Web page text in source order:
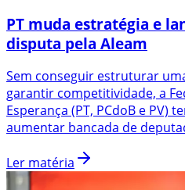
PT muda estratégia e
disputa pela Aleam
Sem conseguir estruturar
garantir competitividade, a
Esperança (PT, PCdoB e PV)
aumentar bancada de
Ler matéria